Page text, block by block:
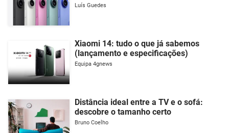
Luís Guedes
Xiaomi 14: tudo o que já sabemos
(lançamento e especificações)
Equipa 4gnews
Distância ideal entre a TV e o sofá:
descobre o tamanho certo
Bruno Coelho